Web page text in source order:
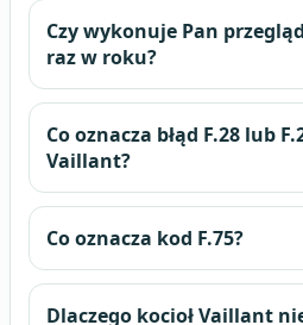
Czy wykonuje Pan
raz w roku?
Co oznacza błąd F.28 lub
Vaillant?
Co oznacza kod F.75?
Dlaczego kocioł Vaillant